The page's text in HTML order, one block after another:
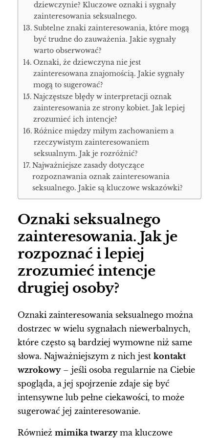
dziewczynie? Kluczowe oznaki i sygnały
zainteresowania seksualnego.
Subtelne znaki zainteresowania, które mogą
być trudne do zauważenia. Jakie sygnały
warto obserwować?
Oznaki, że dziewczyna nie jest
zainteresowana znajomością. Jakie sygnały
mogą to sugerować?
Najczęstsze błędy w interpretacji oznak
zainteresowania ze strony kobiet. Jak lepiej
zrozumieć ich intencje?
Różnice między miłym zachowaniem a
rzeczywistym zainteresowaniem
seksualnym. Jak je rozróżnić?
Najważniejsze zasady dotyczące
rozpoznawania oznak zainteresowania
seksualnego. Jakie są kluczowe wskazówki?
Oznaki seksualnego
zainteresowania. Jak je
rozpoznać i lepiej
zrozumieć intencje
drugiej osoby?
Oznaki zainteresowania seksualnego można
dostrzec w wielu sygnałach niewerbalnych,
które często są bardziej wymowne niż same
słowa. Najważniejszym z nich jest kontakt
wzrokowy– jeśli osoba regularnie na Ciebie
spogląda, a jej spojrzenie zdaje się być
intensywne lub pełne ciekawości, to może
sugerować jej zainteresowanie.
Również mimika twarzyma kluczowe